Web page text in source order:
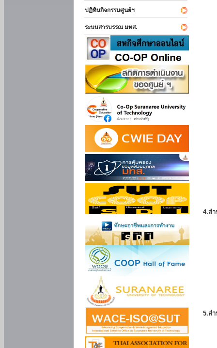
ปฏิทินกิจกรรมศูนย์ฯ
ระบบสารบรรณ มทส.
4.ส
5.ส